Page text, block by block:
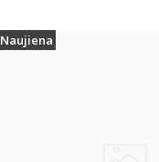
Naujiena